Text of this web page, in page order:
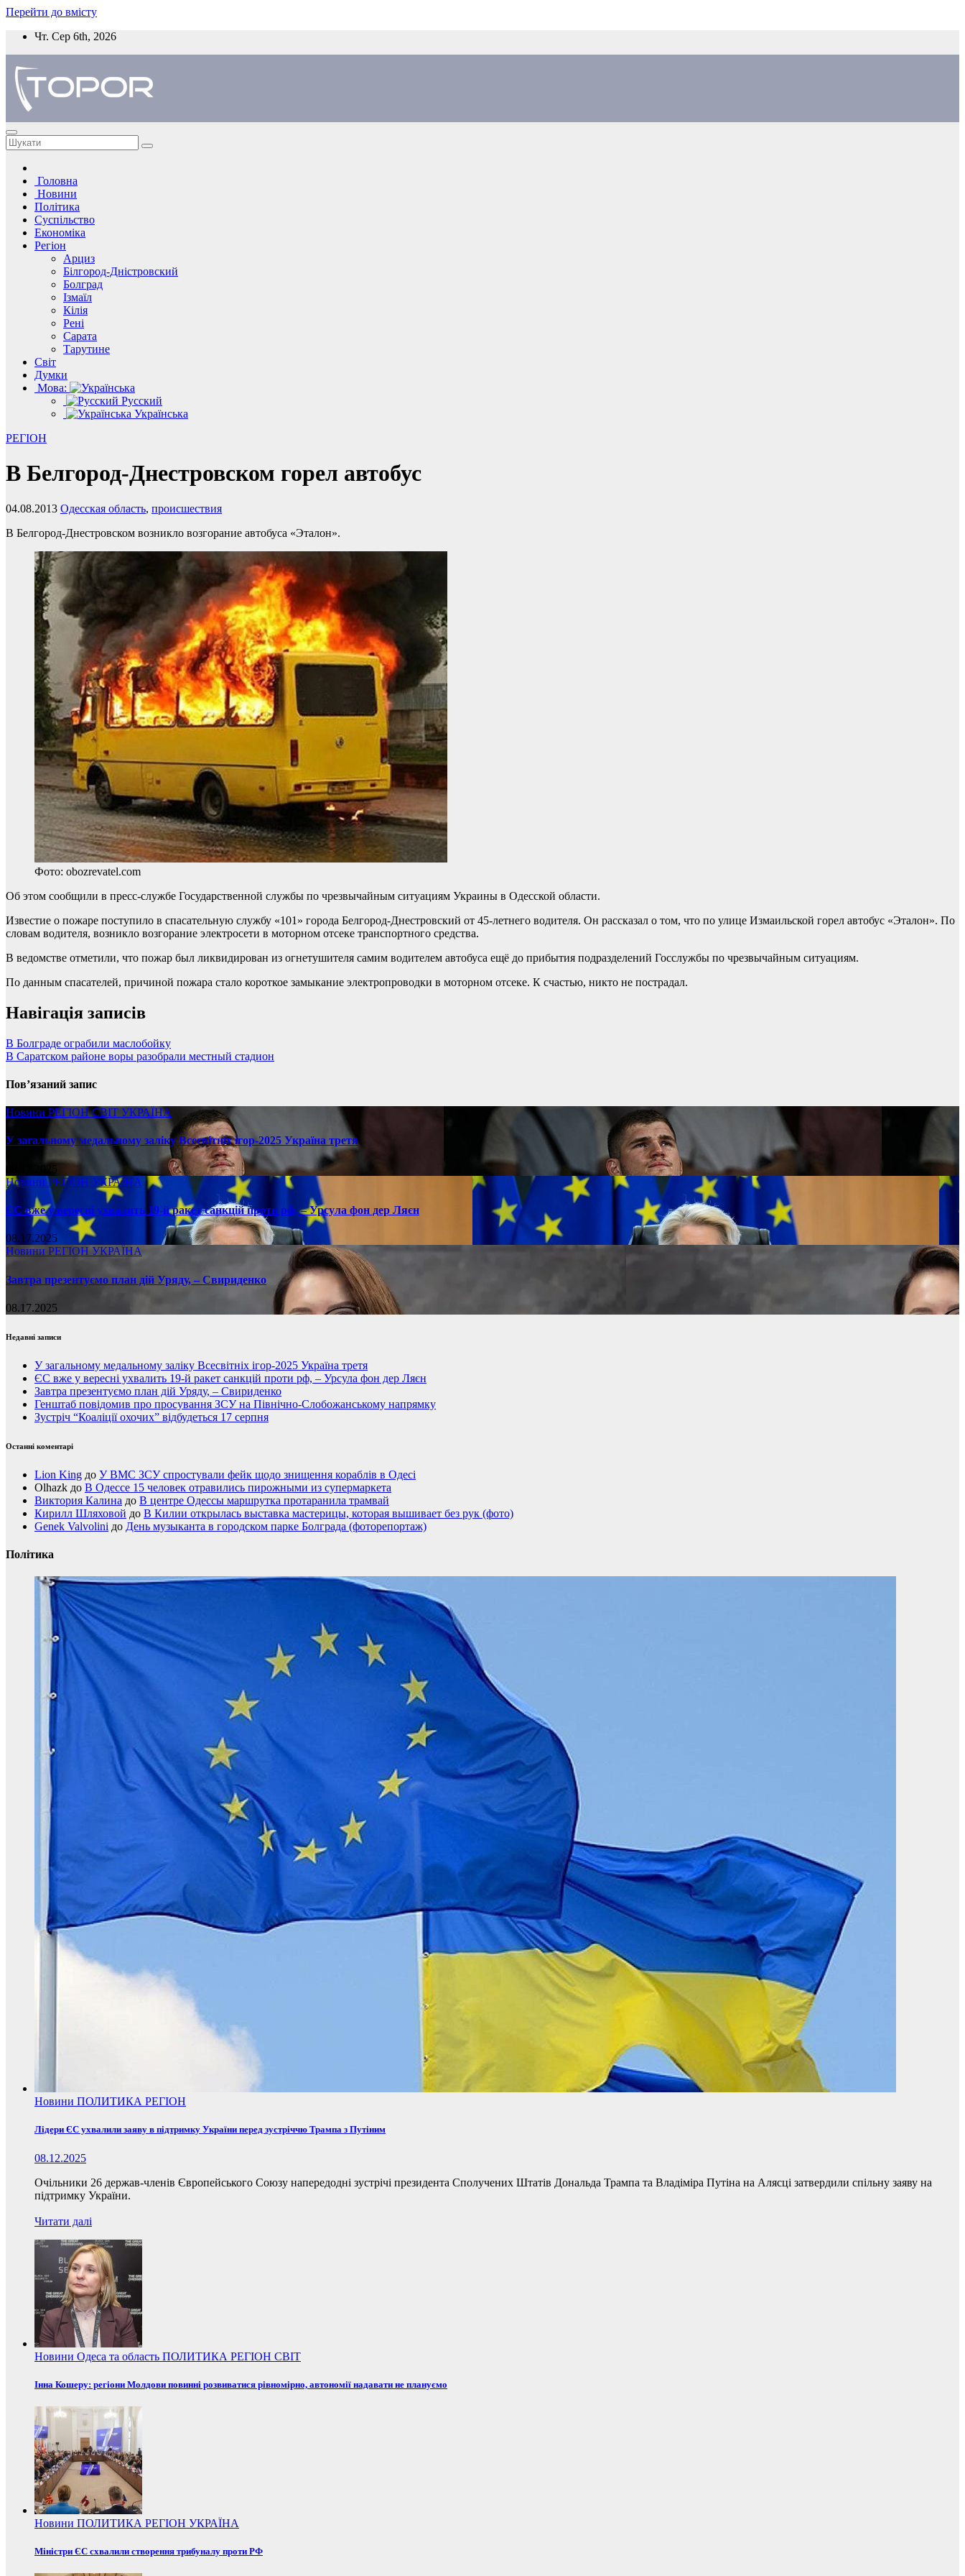
Перейти до вмісту
Чт. Сер 6th, 2026
Головна
Новини
Політика
Суспільство
Економіка
Регіон
Арциз
Білгород-Дністровский
Болград
Ізмаїл
Кілія
Рені
Сарата
Тарутине
Світ
Думки
Мова:
Русский
Українська
РЕГІОН
В Белгород-Днестровском горел автобус
04.08.2013 Одесская область, происшествия
В Белгород-Днестровском возникло возгорание автобуса «Эталон».
Фото: obozrevatel.com
Об этом сообщили в пресс-службе Государственной службы по чрезвычайным ситуациям Украины в Одесской области.
Известие о пожаре поступило в спасательную службу «101» города Белгород-Днестровский от 45-летнего водителя. Он рассказал о том, что по улице Измаильской горел автобус «Эталон». По
словам водителя, возникло возгорание электросети в моторном отсеке транспортного средства.
В ведомстве отметили, что пожар был ликвидирован из огнетушителя самим водителем автобуса ещё до прибытия подразделений Госслужбы по чрезвычайным ситуациям.
По данным спасателей, причиной пожара стало короткое замыкание электропроводки в моторном отсеке. К счастью, никто не пострадал.
Навігація записів
В Болграде ограбили маслобойку
В Саратском районе воры разобрали местный стадион
Пов’язаний запис
Новини РЕГІОНСВІТ УКРАЇНА
У загальному медальному заліку Всесвітніх ігор-2025 Україна третя
08.17.2025
НовиниРЕГІОН УКРАЇНА
ЄС вже у вересні ухвалить 19-й ракет санкцій проти рф, – Урсула фон дер Ляєн
08.17.2025
Новини РЕГІОН УКРАЇНА
Завтра презентуємо план дій Уряду, – Свириденко
08.17.2025
Недавні записи
У загальному медальному заліку Всесвітніх ігор-2025 Україна третя
ЄС вже у вересні ухвалить 19-й ракет санкцій проти рф, – Урсула фон дер Ляєн
Завтра презентуємо план дій Уряду, – Свириденко
Генштаб повідомив про просування ЗСУ на Північно-Слобожанському напрямку
Зустріч “Коаліції охочих” відбудеться 17 серпня
Останні коментарі
Lion King до У ВМС ЗСУ спростували фейк щодо знищення кораблів в Одесі
Olhazk до В Одессе 15 человек отравились пирожными из супермаркета
Виктория Калина до В центре Одессы маршрутка протаранила трамвай
Кирилл Шляховой до В Килии открылась выставка мастерицы, которая вышивает без рук (фото)
Genek Valvolini до День музыканта в городском парке Болграда (фоторепортаж)
Політика
Новини ПОЛИТИКА РЕГІОН
Лідери ЄС ухвалили заяву в підтримку України перед зустріччю Трампа з Путіним
08.12.2025
Очільники 26 держав-членів Європейського Союзу напередодні зустрічі президента Сполучених Штатів Дональда Трампа та Владіміра Путіна на Алясці затвердили спільну заяву на
підтримку України.
Читати далі
Новини Одеса та область ПОЛИТИКА РЕГІОН СВІТ
Інна Кошеру: регіони Молдови повинні розвиватися рівномірно, автономії надавати не плануємо
Новини ПОЛИТИКА РЕГІОН УКРАЇНА
Міністри ЄС схвалили створення трибуналу проти РФ